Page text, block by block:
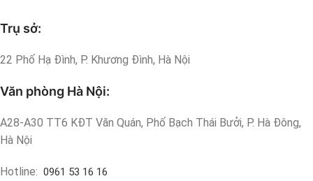
Trụ sở:
22 Phố Hạ Đình, P. Khương Đình, Hà Nội
Văn phòng Hà Nội:
A28-A30 TT6 KĐT Văn Quán, Phố Bạch Thái Bưởi, P. Hà Đông,
Hà Nội
Hotline: 0961 53 16 16